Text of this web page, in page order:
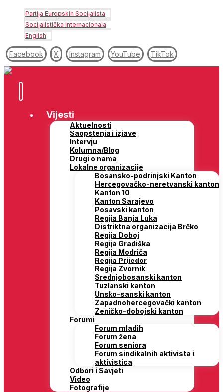
Partija Europskih Socijalista
Socijalistička Internacionala
English
Facebook X Instagram YouTube TikTok
Vijesti
Aktuelnosti
Saopštenja i izjave
Intervju
Kolumna/Blog
Drugi o nama
Lokalne organizacije
Bosansko-podrinjski Kanton
Hercegovačko-neretvanski kanton
Kanton 10
Kanton Sarajevo
Posavski kanton
Regija Banja Luka
Distriktna organizacija Brčko
Regija Doboj
Regija Gradiška
Regija Modriča
Regija Prijedor
Regija Zvornik
Srednjobosanski kanton
Tuzlanski kanton
Unsko-sanski kanton
Zapadnohercegovački kanton
Zeničko-dobojski kanton
Forumi
Forum mladih
Forum žena
Forum seniora
Forum sindikalnih aktivista i
aktivistica
Odbori i Savjeti
Video
Fotografije